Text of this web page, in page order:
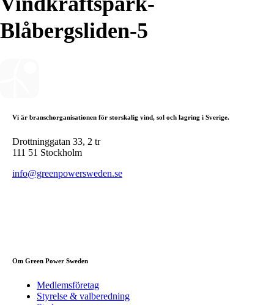
Blåbergsliden-5
Vi är branschorganisationen för storskalig vind, sol och lagring i Sverige.
Drottninggatan 33, 2 tr
111 51 Stockholm
info@greenpowersweden.se
Om Green Power Sweden
Medlemsföretag
Styrelse & valberedning